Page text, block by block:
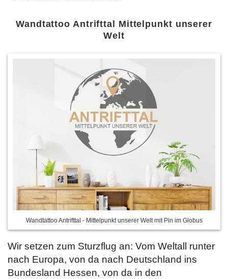
Wandtattoo Antrifttal Mittelpunkt unserer
Welt
Wandtattoo Antrifttal - Mittelpunkt unserer Welt mit Pin im Globus
Wir setzen zum Sturzflug an: Vom Weltall runter
nach Europa, von da nach Deutschland ins
Bundesland Hessen, von da in den